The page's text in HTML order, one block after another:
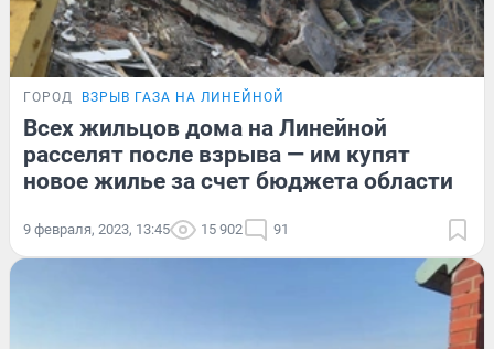
ГОРОД ВЗРЫВ ГАЗА НА ЛИНЕЙНОЙ
Всех жильцов дома на Линейной
расселят после взрыва — им купят
новое жилье за счет бюджета области
9 февраля, 2023, 13:45 15 902 91